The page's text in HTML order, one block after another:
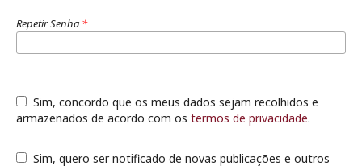
Repetir Senha *
armazenados de acordo com os termos de privacidade.